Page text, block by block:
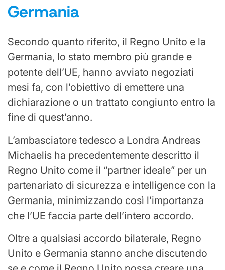
Germania
Secondo quanto riferito, il Regno Unito e la
Germania, lo stato membro più grande e
potente dell’UE, hanno avviato negoziati
mesi fa, con l’obiettivo di emettere una
dichiarazione o un trattato congiunto entro la
fine di quest’anno.
L’ambasciatore tedesco a Londra Andreas
Michaelis ha precedentemente descritto il
Regno Unito come il “partner ideale” per un
partenariato di sicurezza e intelligence con la
Germania, minimizzando così l’importanza
che l’UE faccia parte dell’intero accordo.
Oltre a qualsiasi accordo bilaterale, Regno
Unito e Germania stanno anche discutendo